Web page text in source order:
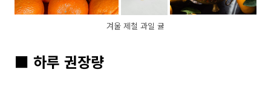
겨울 제철 과일 귤
■ 하루 권장량